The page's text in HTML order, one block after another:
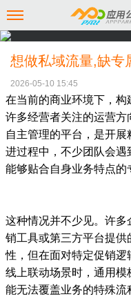
想做私域流量,缺专
2026-05-10 15:45
在当前的商业环境下，
许多经营者关注的运营
自主管理的平台，是开
进过程中，不少团队会
能够贴合自身业务特点的
这种情况并不少见。许
销工具或第三方平台提供
性，但在面对特定促销
线上联动场景时，通用
能无法覆盖业务的特殊流